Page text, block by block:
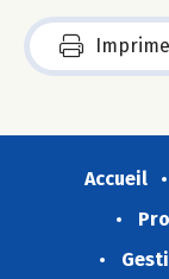
Accueil